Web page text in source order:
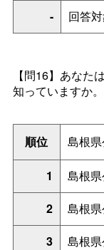
-
回答
【問16】あなた
知っていますか
順位
島根
1
島根
2
島根
3
島根